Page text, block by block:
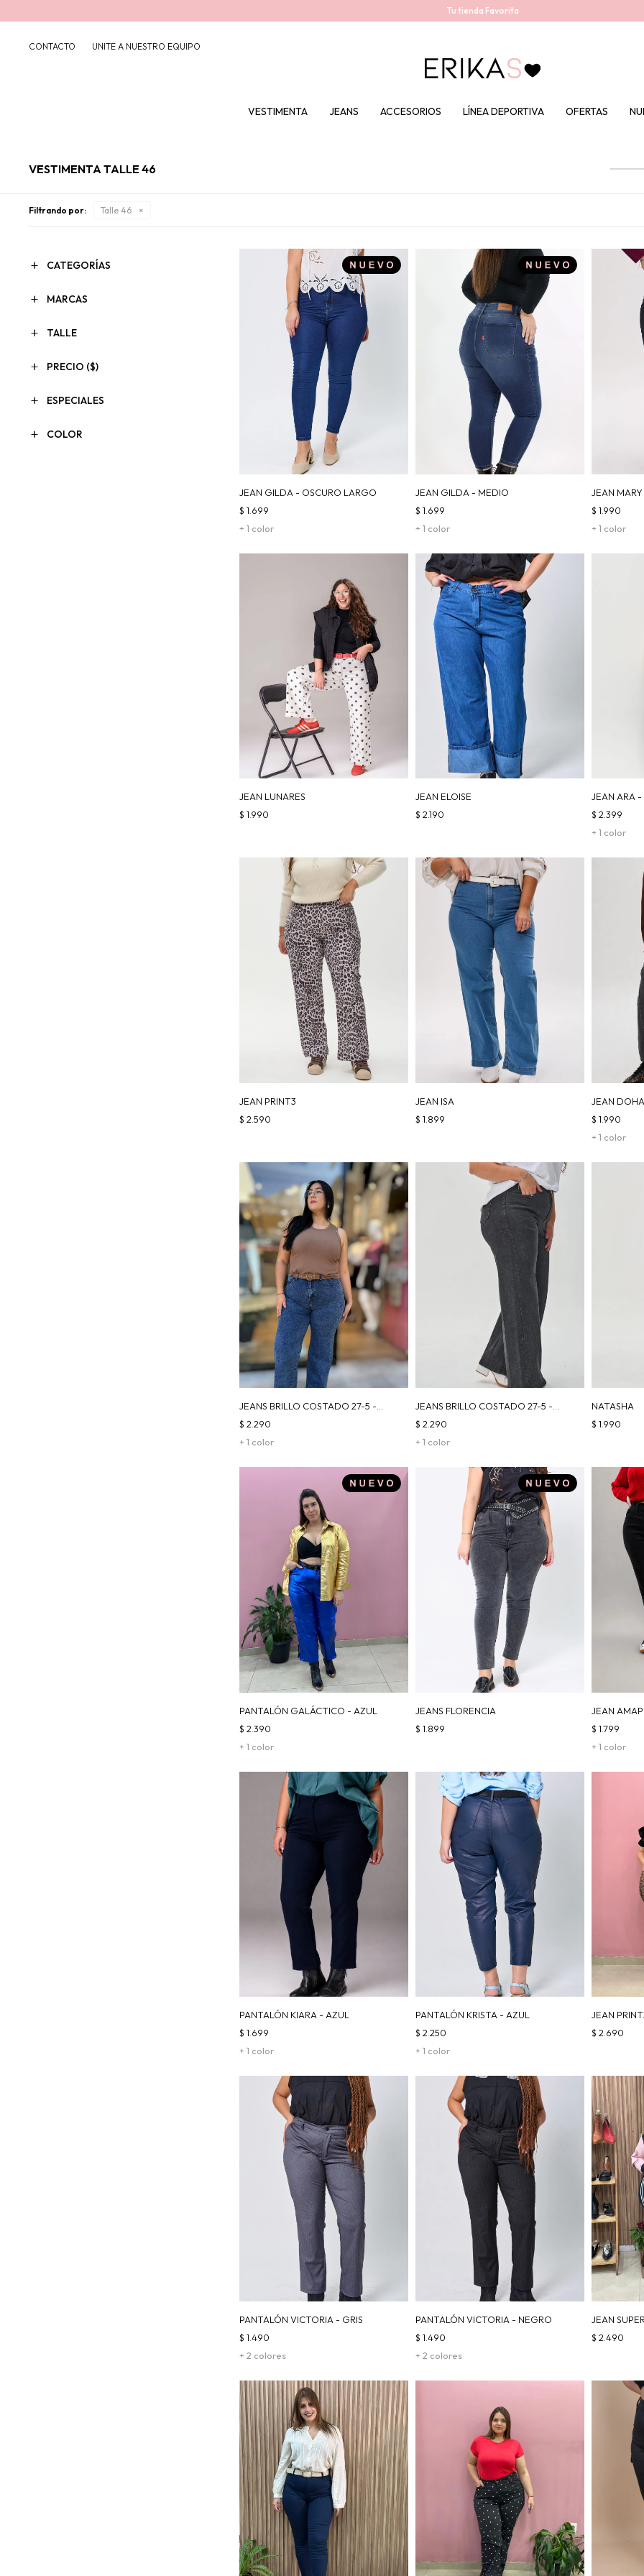
Tu tienda Favorita
VESTIMENTA JEANS ACCESORIOS LÍNEA DEPORTIVA OFERTAS
CONTACTO UNITE A NUESTRO EQUIPO
VESTIMENTA TALLE 46
Filtrando por: Talle 46
JEAN GILDA - OSCURO LARGO
+ 1 color
$ 1.699
JEAN GILDA - MEDIO
+ 1 color
$ 1.699
JEAN
+ 1 color
$ 1.990
JEAN LUNARES
$ 1.990
JEAN ELOISE
$ 2.190
JEAN ARA
+ 1 color
$ 2.399
JEAN PRINT3
$ 2.590
JEAN ISA
$ 1.899
JEAN
+ 1 color
$ 1.990
JEANS BRILLO COSTADO 27-5 -
AZUL
+ 1 color
$ 2.290
JEANS BRILLO COSTADO 27-5 -
NEGRO
+ 1 color
$ 2.290
NATASHA
$ 1.990
PANTALÓN GALÁCTICO - AZUL
+ 1 color
$ 2.390
JEANS FLORENCIA
$ 1.899
JEAN
+ 1 color
$ 1.799
PANTALÓN KIARA - AZUL
+ 1 color
$ 1.699
PANTALÓN KRISTA - AZUL
+ 1 color
$ 2.250
JEAN
$ 2.690
PANTALÓN VICTORIA - GRIS
+ 2 colores
$ 1.490
PANTALÓN VICTORIA - NEGRO
+ 2 colores
$ 1.490
JEAN
$ 2.490
CATEGORÍAS
MARCAS
TALLE
PRECIO ($)
ESPECIALES
COLOR